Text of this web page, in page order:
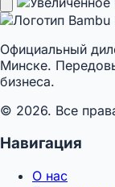
Официальный
Минске.
бизнеса.
© 2026. Все
Навигация
О нас